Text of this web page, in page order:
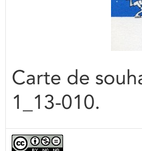
Carte de
1_13-010.